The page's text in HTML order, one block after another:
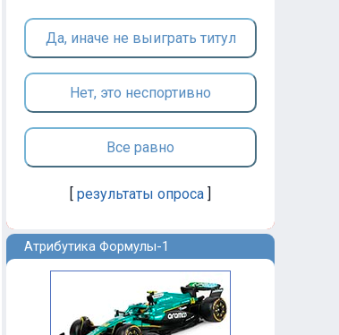
Да, иначе не выиграть титул
Нет, это неспортивно
Все равно
[ результаты опроса ]
Атрибутика Формулы-1